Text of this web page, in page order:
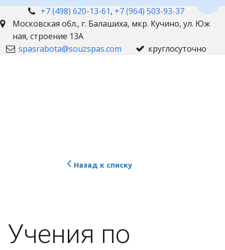
+7 (498) 620-13-61, +7 (964) 503-93-37
Московская обл., г. Балашиха, мкр. Кучино, ул. Юж
ная, строение 13А
spasrabota@souzspas.com
круглосуточно
Назад к списку
Учения по